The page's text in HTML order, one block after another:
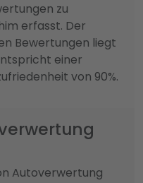
zu
erfasst. Der
Bewertungen liegt
einer
von 90%.
Autoverwertung